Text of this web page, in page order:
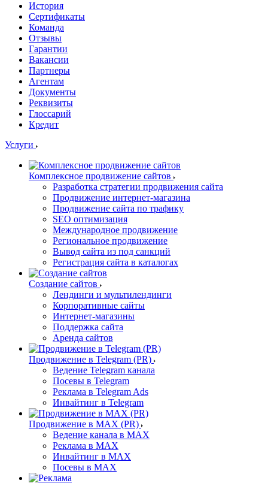
История
Сертификаты
Команда
Отзывы
Гарантии
Вакансии
Партнеры
Агентам
Документы
Реквизиты
Глоссарий
Кредит
Услуги
Комплексное продвижение сайтов
Разработка стратегии продвижения сайта
Продвижение интернет-магазина
Продвижение сайта по трафику
SEO оптимизация
Международное продвижение
Региональное продвижение
Вывод сайта из под санкций
Регистрация сайта в каталогах
Создание сайтов
Лендинги и мультилендинги
Корпоративные сайты
Интернет-магазины
Поддержка сайта
Аренда сайтов
Продвижение в Telegram (PR)
Ведение Telegram канала
Посевы в Telegram
Реклама в Telegram Ads
Инвайтинг в Telegram
Продвижение в MAX (PR)
Ведение канала в MAX
Реклама в MAX
Инвайтинг в MAX
Посевы в MAX